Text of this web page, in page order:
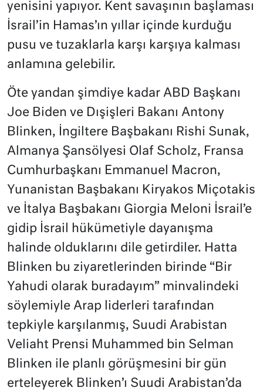
yenisini yapıyor. Kent savaşının başlaması
İsrail’in Hamas’ın yıllar içinde kurduğu
pusu ve tuzaklarla karşı karşıya kalması
anlamına gelebilir.
Öte yandan şimdiye kadar ABD Başkanı
Joe Biden ve Dışişleri Bakanı Antony
Blinken, İngiltere Başbakanı Rishi Sunak,
Almanya Şansölyesi Olaf Scholz, Fransa
Cumhurbaşkanı Emmanuel Macron,
Yunanistan Başbakanı Kiryakos Miçotakis
ve İtalya Başbakanı Giorgia Meloni İsrail’e
gidip İsrail hükümetiyle dayanışma
halinde olduklarını dile getirdiler. Hatta
Blinken bu ziyaretlerinden birinde “Bir
Yahudi olarak buradayım” minvalindeki
söylemiyle Arap liderleri tarafından
tepkiyle karşılanmış, Suudi Arabistan
Veliaht Prensi Muhammed bin Selman
Blinken ile planlı görüşmesini bir gün
erteleyerek Blinken’ı Suudi Arabistan’da